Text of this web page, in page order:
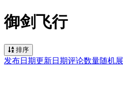
御剑飞行
排序
发布日期更新日期评论数量随机